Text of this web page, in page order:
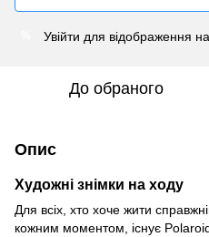
Увійти для відображення
До обраного
Опис
Художні знімки на ходу
Для всіх, хто хоче жити
кожним моментом, існує